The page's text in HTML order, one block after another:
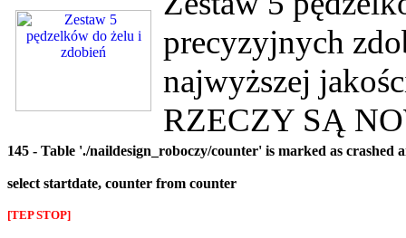
precyzyjnych
najwyższej
RZECZY SĄ
145 - Table './naildesign_roboczy/counter' is marked as crashed
select startdate, counter from counter
[TEP STOP]